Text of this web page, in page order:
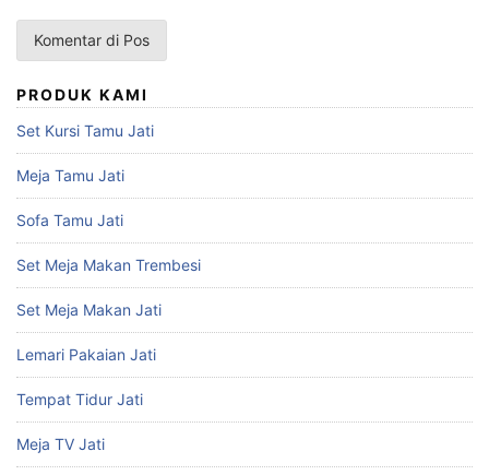
PRODUK KAMI
Set Kursi Tamu Jati
Meja Tamu Jati
Sofa Tamu Jati
Set Meja Makan Trembesi
Set Meja Makan Jati
Lemari Pakaian Jati
Tempat Tidur Jati
Meja TV Jati